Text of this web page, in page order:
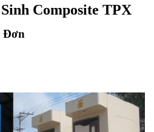
Composite TPX
Đơn